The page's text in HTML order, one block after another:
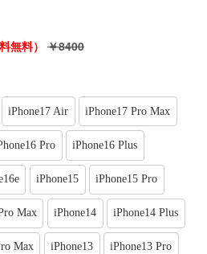
無料） ￥8400
iPhone17 Air iPhone17 Pro Max
Pro iPhone16 Plus
iPhone15 iPhone15 Pro
Max iPhone14 iPhone14 Plus
Max iPhone13 iPhone13 Pro